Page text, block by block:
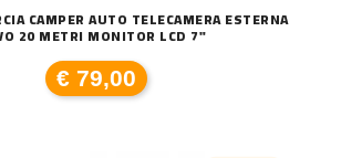
CAMPER AUTO TELECAMERA ESTERNA
20 METRI MONITOR LCD 7"
€ 79,00